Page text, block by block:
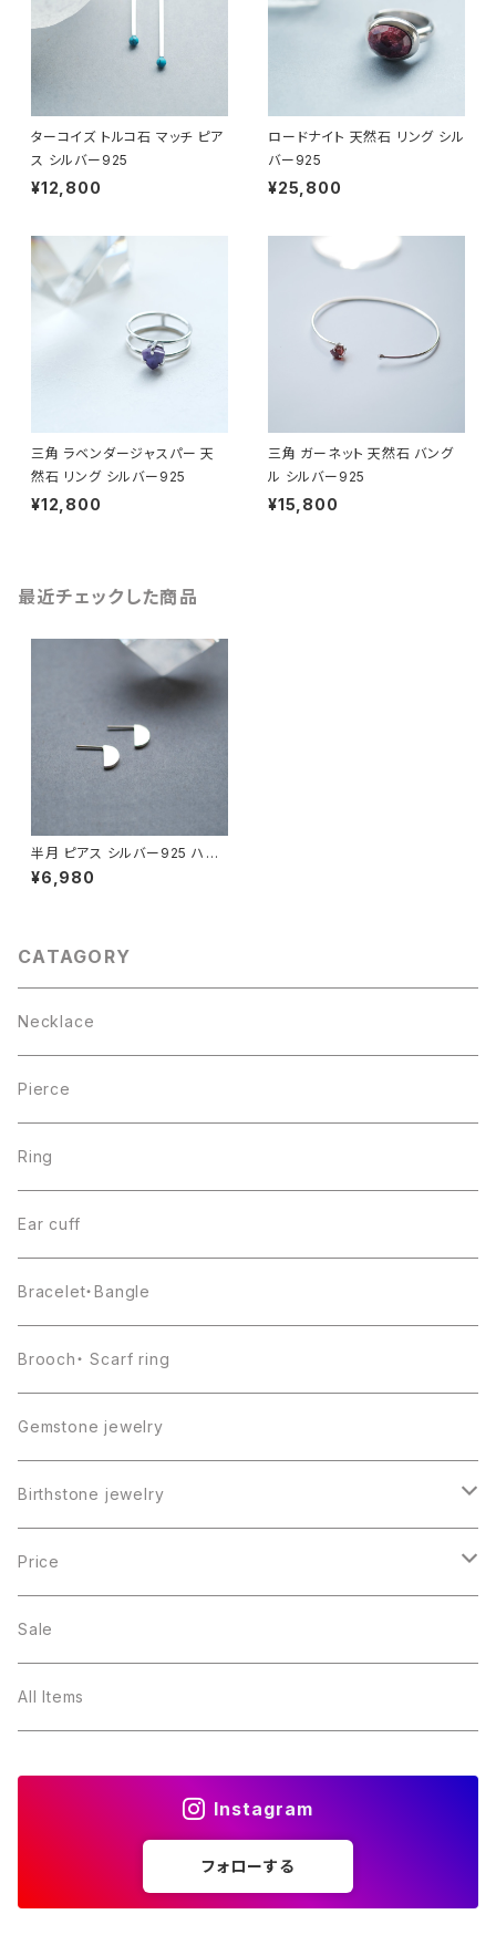
ターコイズ トルコ石 マッチ ピア
ス シルバー925
¥12,800
ロードナイト 天然石 リング シル
バー925
¥25,800
三角 ラベンダージャスパー 天
然石 リング シルバー925
¥12,800
三角 ガーネット 天然石 バング
ル シルバー925
¥15,800
最近チェックした商品
半月 ピアス シルバー925 ハー
フムーン 半円 ミニマル レディー
ス ユニセックス
¥6,980
CATAGORY
Necklace
Pierce
Ring
Ear cuff
Bracelet・Bangle
Brooch・ Scarf ring
Gemstone jewelry
Birthstone jewelry
１月・ガーネット
２月・アメジスト
３月・アクアマリン
Price
～5000円
～10000円
Sale
All Items
Instagram
フォローする